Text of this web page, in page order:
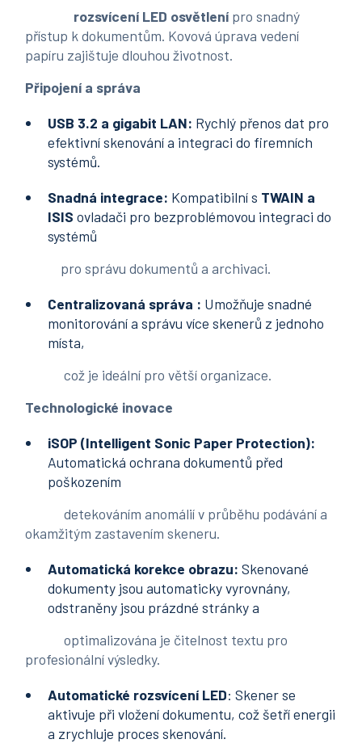
rozsvícení LED osvětlení pro snadný
přístup k dokumentům. Kovová úprava vedení
papíru zajištuje dlouhou životnost.
Připojení a správa
USB 3.2 a gigabit LAN: Rychlý přenos dat pro
efektivní skenování a integraci do firemních
systémů.
Snadná integrace: Kompatibilní s TWAIN a
ISIS ovladači pro bezproblémovou integraci do
systémů
pro správu dokumentů a archivaci.
Centralizovaná správa : Umožňuje snadné
monitorování a správu více skenerů z jednoho
místa,
což je ideální pro větší organizace.
Technologické inovace
iSOP (Intelligent Sonic Paper Protection):
Automatická ochrana dokumentů před
poškozením
detekováním anomálií v průběhu podávání a
okamžitým zastavením skeneru.
Automatická korekce obrazu:Skenované
dokumenty jsou automaticky vyrovnány,
odstraněny jsou prázdné stránky a
optimalizována je čitelnost textu pro
profesionální výsledky.
Automatické rozsvícení LED: Skener se
aktivuje při vložení dokumentu, což šetří energii
a zrychluje proces skenování.